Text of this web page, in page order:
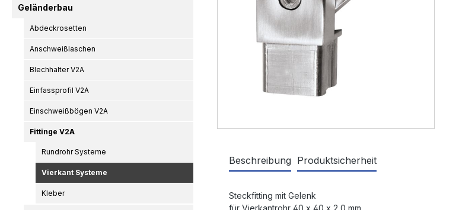
Geländerbau
Abdeckrosetten
Anschweißlaschen
Blechhalter V2A
Einfassprofil V2A
Einschweißbögen V2A
Fittinge V2A
Rundrohr Systeme
Vierkant Systeme
Kleber
Beschreibung Produktsicherheit
Steckfitting mit Gelenk
für Vierkantrohr 40 x 40 x 2,0 mm